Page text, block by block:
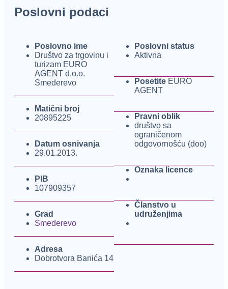
Poslovni podaci
Poslovno ime
Društvo za trgovinu i
turizam EURO
AGENT d.o.o.
Smederevo
Matični broj
20895225
Datum osnivanja
29.01.2013.
PIB
107909357
Grad
Smederevo
Adresa
Dobrotvora Banića 14
Poslovni status
Aktivna
Posetite EURO
AGENT
Pravni oblik
društvo sa
ograničenom
odgovornošću (doo)
Oznaka licence
Članstvo u
udruženjima